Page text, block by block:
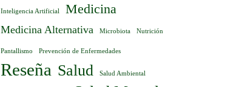
Inteligencia Artificial Medicina
Medicina Alternativa Microbiota Nutrición
Pantallismo Prevención de Enfermedades
Reseña Salud Salud Ambiental